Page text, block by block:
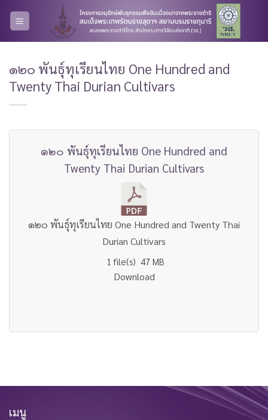
๑๒๐ พันธุ์ทุเรียนไทย One Hundred and
Twenty Thai Durian Cultivars
๑๒๐ พันธุ์ทุเรียนไทย One Hundred and
Twenty Thai Durian Cultivars
๑๒๐ พันธุ์ทุเรียนไทย One Hundred and Twenty Thai
Durian Cultivars
1 file(s) 47 MB
Download
เมนู